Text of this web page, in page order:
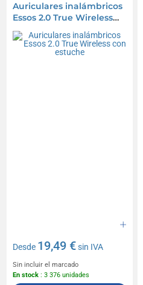
Auriculares inalámbricos
Essos 2.0 True Wireless
con estuche
Desde 19,49 €sin IVA
Sin incluir el marcado
En stock : 3 376 unidades